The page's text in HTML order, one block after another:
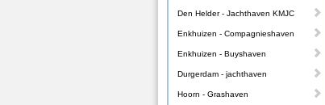
Den Helder - Jachthaven KMJC
Enkhuizen - Compagnieshaven
Enkhuizen - Buyshaven
Durgerdam - jachthaven
Hoorn - Grashaven